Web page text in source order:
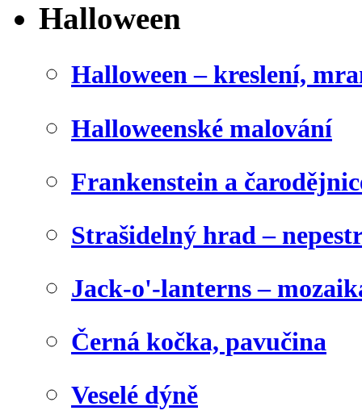
Halloween
Halloween – kreslení,
Halloweenské malování
Frankenstein a
Strašidelný hrad –
Jack-o'-lanterns –
Černá kočka, pavučina
Veselé dýně